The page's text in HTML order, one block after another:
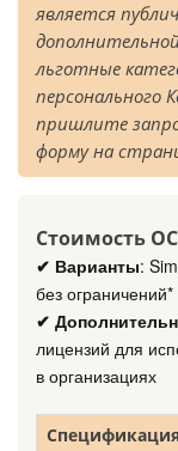
является
льготные
персонального
пришлите
форму на
Стоимость
✔ Варианты:
без
✔
лицензий для
в организациях